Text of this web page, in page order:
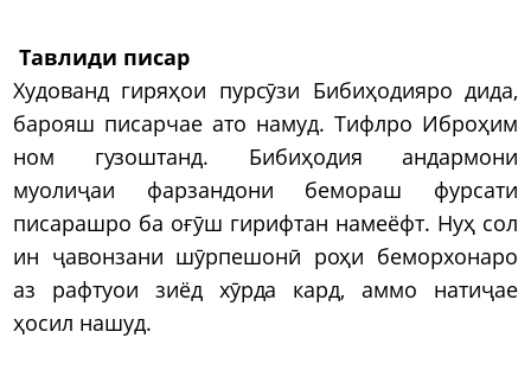
Тавлиди писар
Худованд гиряҳои пурсӯзи Бибиҳодияро дида,
барояш писарчае ато намуд. Тифлро Иброҳим
ном гузоштанд. Бибиҳодия андармони
муолиҷаи фарзандони бемораш фурсати
писарашро ба оғӯш гирифтан намеёфт. Нуҳ сол
ин ҷавонзани шӯрпешонӣ роҳи беморхонаро
аз рафтуои зиёд хӯрда кард, аммо натиҷае
ҳосил нашуд.